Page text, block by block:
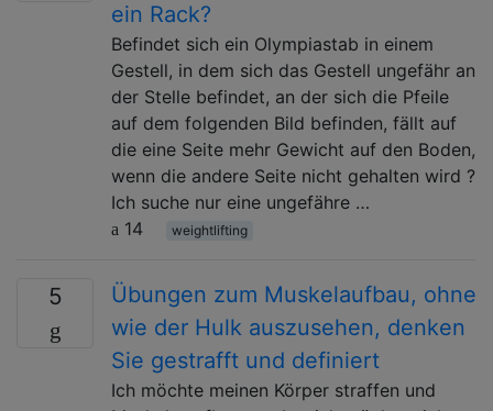
ein Rack?
Befindet sich ein Olympiastab in einem
Gestell, in dem sich das Gestell ungefähr an
der Stelle befindet, an der sich die Pfeile
auf dem folgenden Bild befinden, fällt auf
die eine Seite mehr Gewicht auf den Boden,
wenn die andere Seite nicht gehalten wird ?
Ich suche nur eine ungefähre …
14
weightlifting
5
Übungen zum Muskelaufbau, ohne
wie der Hulk auszusehen, denken
Sie gestrafft und definiert
Ich möchte meinen Körper straffen und